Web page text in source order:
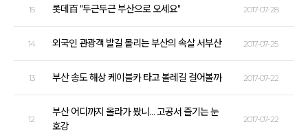
15 롯데百 "두근두근 부산으로 오세요" 2017-07-28
14 외국인 관광객 발길 몰리는 부산의 속살 서부산 2017-07-25
13 부산 송도 해상 케이블카 타고 볼레길 걸어볼까 2017-07-22
12
부산 어디까지 올라가 봤니… 고공서 즐기는 눈
호강
2017-07-22